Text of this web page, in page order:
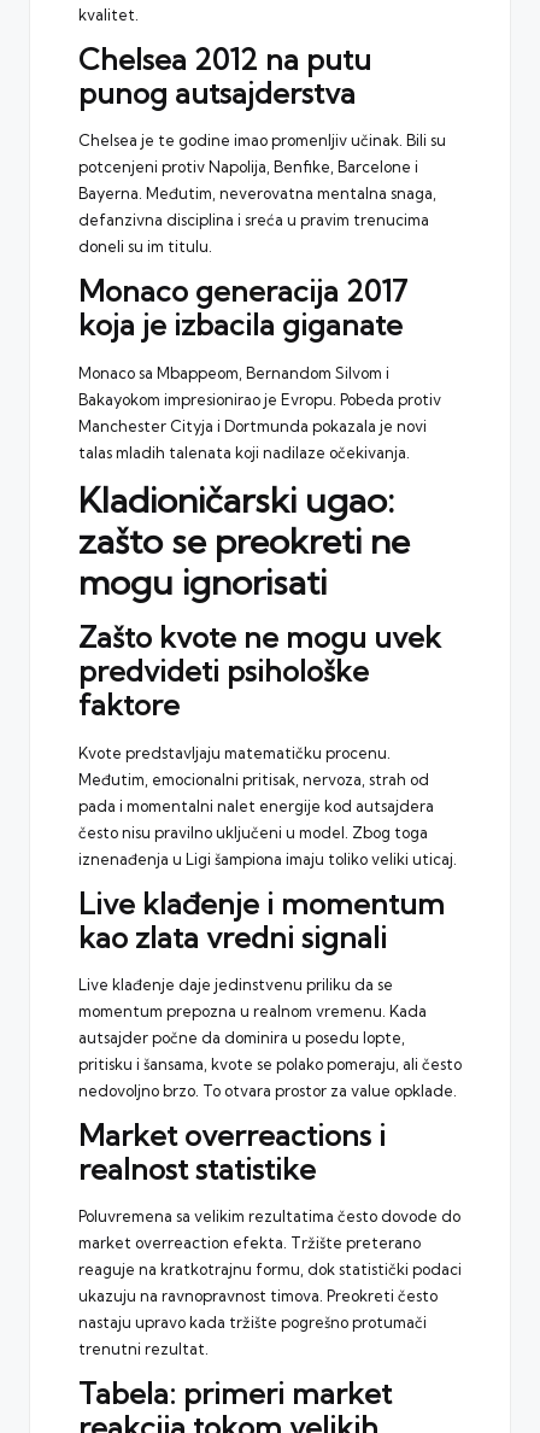
kvalitet.
Chelsea 2012 na putu
punog autsajderstva
Chelsea je te godine imao promenljiv učinak. Bili su
potcenjeni protiv Napolija, Benfike, Barcelone i
Bayerna. Međutim, neverovatna mentalna snaga,
defanzivna disciplina i sreća u pravim trenucima
doneli su im titulu.
Monaco generacija 2017
koja je izbacila giganate
Monaco sa Mbappeom, Bernandom Silvom i
Bakayokom impresionirao je Evropu. Pobeda protiv
Manchester Cityja i Dortmunda pokazala je novi
talas mladih talenata koji nadilaze očekivanja.
Kladioničarski ugao:
zašto se preokreti ne
mogu ignorisati
Zašto kvote ne mogu uvek
predvideti psihološke
faktore
Kvote predstavljaju matematičku procenu.
Međutim, emocionalni pritisak, nervoza, strah od
pada i momentalni nalet energije kod autsajdera
često nisu pravilno uključeni u model. Zbog toga
iznenađenja u Ligi šampiona imaju toliko veliki uticaj.
Live klađenje i momentum
kao zlata vredni signali
Live klađenje daje jedinstvenu priliku da se
momentum prepozna u realnom vremenu. Kada
autsajder počne da dominira u posedu lopte,
pritisku i šansama, kvote se polako pomeraju, ali često
nedovoljno brzo. To otvara prostor za value opklade.
Market overreactions i
realnost statistike
Poluvremena sa velikim rezultatima često dovode do
market overreaction efekta. Tržište preterano
reaguje na kratkotrajnu formu, dok statistički podaci
ukazuju na ravnopravnost timova. Preokreti često
nastaju upravo kada tržište pogrešno protumači
trenutni rezultat.
Tabela: primeri market